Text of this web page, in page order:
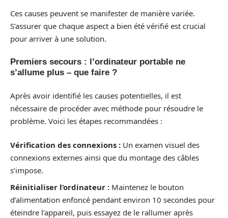
Ces causes peuvent se manifester de manière variée.
S’assurer que chaque aspect a bien été vérifié est crucial
pour arriver à une solution.
Premiers secours : l’ordinateur portable ne
s’allume plus – que faire ?
Après avoir identifié les causes potentielles, il est
nécessaire de procéder avec méthode pour résoudre le
problème. Voici les étapes recommandées :
Vérification des connexions : Un examen visuel des
connexions externes ainsi que du montage des câbles
s’impose.
Réinitialiser l’ordinateur : Maintenez le bouton
d’alimentation enfoncé pendant environ 10 secondes pour
éteindre l’appareil, puis essayez de le rallumer après